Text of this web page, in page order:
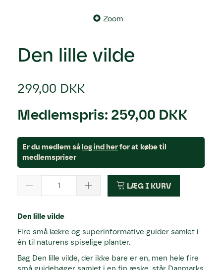
Zoom
Den lille vilde
299,00 DKK
Medlemspris: 259,00 DKK
Er du medlem sålog ind herfor at købe til
medlemspriser
LÆG I KURV
Den lille vilde
Fire små lækre og superinformative guider samlet i
én til naturens spiselige planter.
Bag Den lille vilde, der ikke bare er en, men hele fire